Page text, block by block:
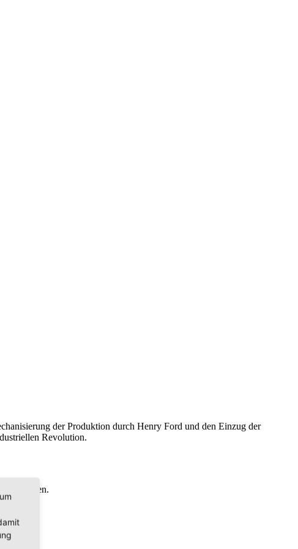
der Produktion durch Henry Ford und den Einzug der
Revolution.
haben.